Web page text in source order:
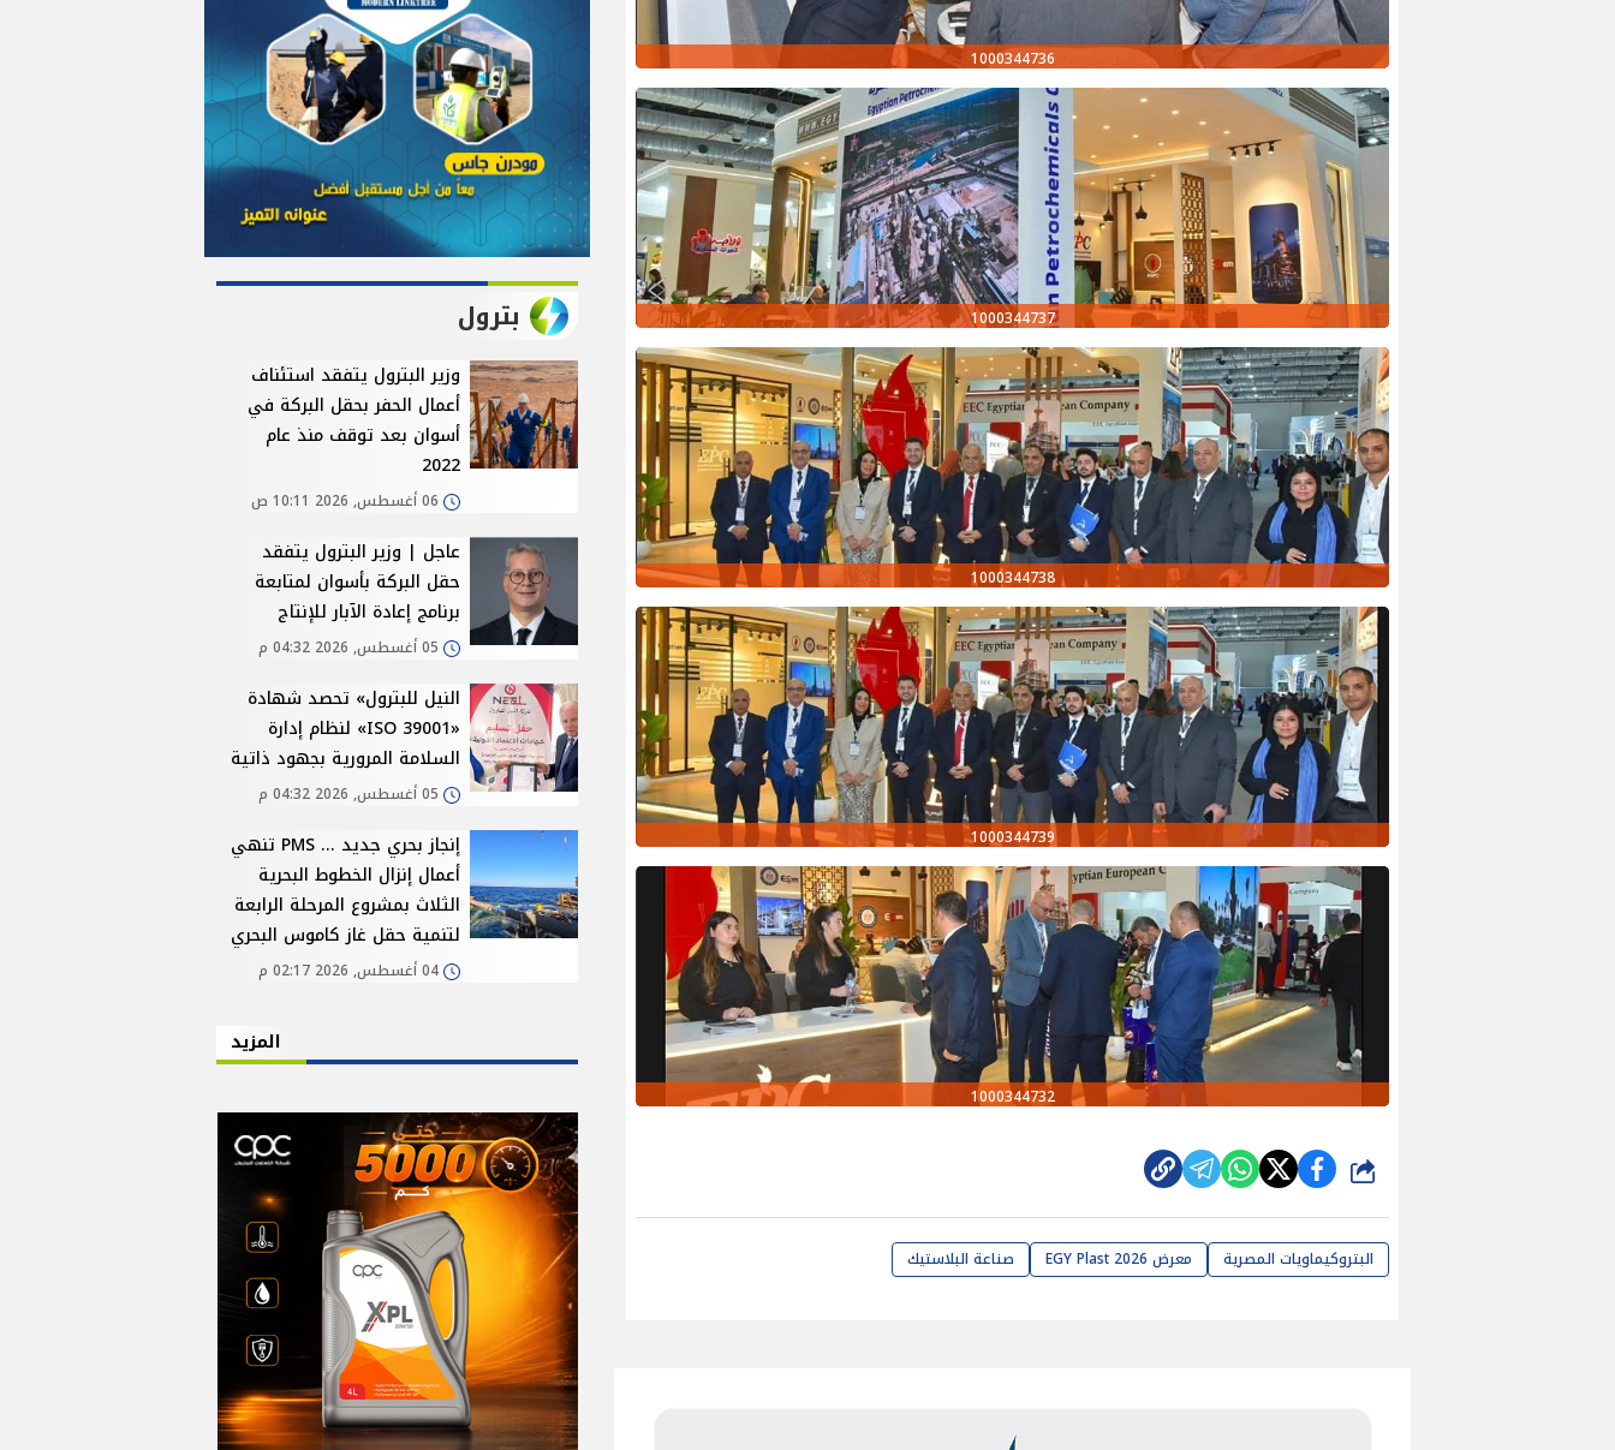
1000344736
1000344737
1000344738
1000344739
1000344732
شارك
البتروكيماويات المصرية معرض EGY Plast 2026 صناعة البلاستيك
بترول
وزير البترول يتفقد استئناف
أعمال الحفر بحقل البركة في
أسوان بعد توقف منذ عام
2022
06 أغسطس, 2026 10:11 ص
عاجل | وزير البترول يتفقد
حقل البركة بأسوان لمتابعة
برنامج إعادة الآبار للإنتاج
05 أغسطس, 2026 04:32 م
النيل للبترول» تحصد شهادة
«ISO 39001» لنظام إدارة
السلامة المرورية بجهود ذاتية
05 أغسطس, 2026 04:32 م
إنجاز بحري جديد ... PMS تنهي
أعمال إنزال الخطوط البحرية
الثلاث بمشروع المرحلة الرابعة
لتنمية حقل غاز كاموس البحري
04 أغسطس, 2026 02:17 م
المزيد